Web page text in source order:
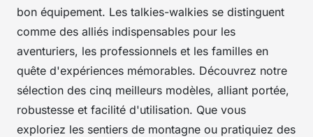
bon équipement. Les talkies-walkies se distinguent
comme des alliés indispensables pour les
aventuriers, les professionnels et les familles en
quête d'expériences mémorables. Découvrez notre
sélection des cinq meilleurs modèles, alliant portée,
robustesse et facilité d'utilisation. Que vous
exploriez les sentiers de montagne ou pratiquiez des